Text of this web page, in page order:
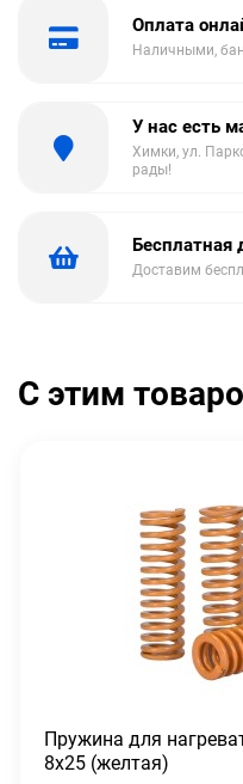
Оплата
Наличными,
У нас есть
Химки, ул.
рады!
Бесплатная
Доставим
С этим
Пружина для
8x25 (желтая)